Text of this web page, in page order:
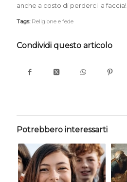
anche a costo di perderci la faccia!
Tags: Religione e fede
Condividi questo articolo
Potrebbero interessarti